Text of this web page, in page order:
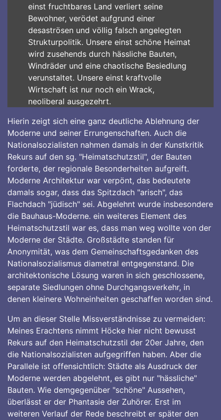
einst fruchtbares Land verliert seine
Bewohner, verödet aufgrund einer
desaströsen und völlig falsch angelegten
Strukturpolitik. Unsere einst schöne Heimat
wird zusehends durch hässliche Bauten,
Windräder und eine chaotische Besiedlung
verunstaltet. Unsere einst kraftvolle
Wirtschaft ist nur noch ein Wrack,
neoliberal ausgezehrt.
Hierin zeigt sich eine ganz deutliche Ablehnung der
Moderne und seiner Errungenschaften. Auch die
Nationalsozialisten nahmen damals in der Kunstkritik
Rekurs auf den sg. "Heimatschutzstil", der Bauten
forderte, der regionale Besonderheiten aufgreift.
Moderne Architektur war verpönt, das bedeutete
damals sogar, dass das Spitzdach "arisch", das
Flachdach "jüdisch" sei. Abgelehnt wurde insbesondere
die Bauhaus-Moderne. ein weiteres Element des
Heimatschutzstil war es, dass man weg wollte von der
Moderne der Städte. Großstädte standen für
Anonymität, was dem Gemeinschaftsgedanken des
Nationalsozialismus diametral entgegenstand. Die
architektonische Lösung waren in sich geschlossene,
separate Siedlungen ohne Durchgangsverkehr, in
denen kleinere Wohneinheiten geschaffen worden sind.
Um an dieser Stelle Missverständnisse zu vermeiden:
Meines Erachtens nimmt Höcke hier nicht bewusst
Rekurs auf den Heimatschutzstil der 20er Jahre, den
die Nationalsozialisten aufgegriffen haben. Aber die
Parallele ist offensichtlich: Städte als Ausdruck der
Moderne werden abgelehnt, es gibt nur "hässliche"
Bauten. Wie demgegenüber "schöne" Aussehen,
überlässt er der Phantasie der Zuhörer. Erst im
weiteren Verlauf der Rede beschreibt er später den